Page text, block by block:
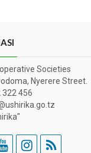
Societies
Nyerere Street.
322 456